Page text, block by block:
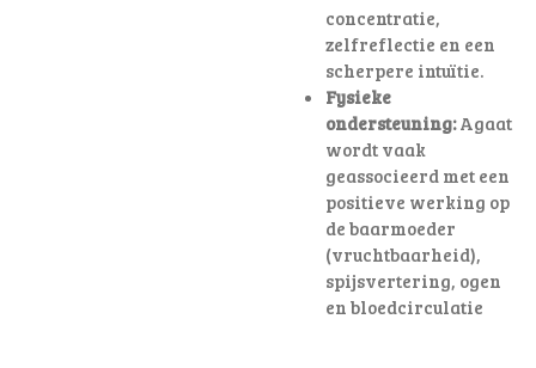
concentratie,
zelfreflectie en een
scherpere intuïtie.
Fysieke
ondersteuning:Agaat
wordt vaak
geassocieerd met een
positieve werking op
de baarmoeder
(vruchtbaarheid),
spijsvertering, ogen
en bloedcirculatie